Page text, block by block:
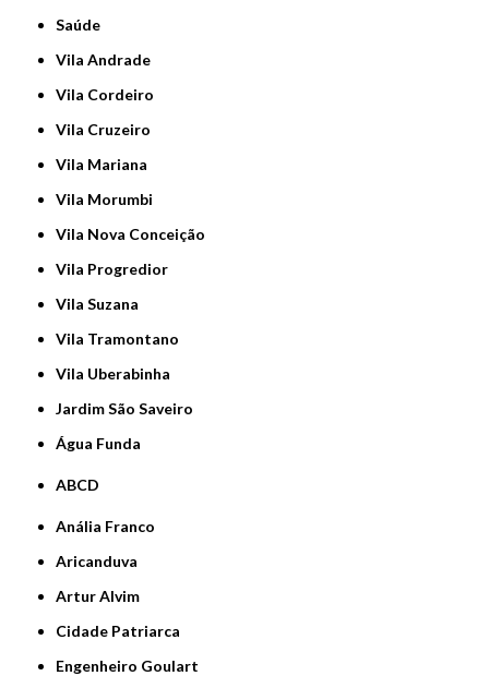
Saúde
Vila Andrade
Vila Cordeiro
Vila Cruzeiro
Vila Mariana
Vila Morumbi
Vila Nova Conceição
Vila Progredior
Vila Suzana
Vila Tramontano
Vila Uberabinha
jardim São Saveiro
Água Funda
ABCD
Anália Franco
Aricanduva
Artur Alvim
Cidade Patriarca
Engenheiro Goulart